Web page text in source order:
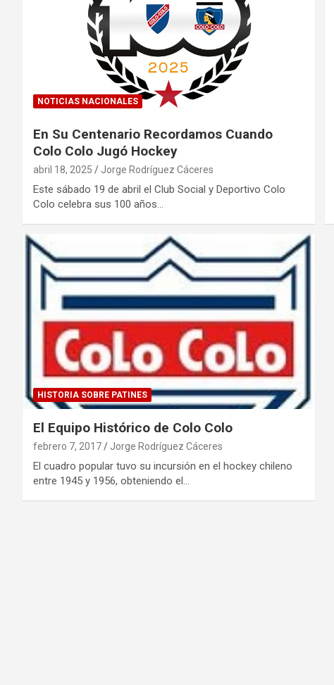
NOTICIAS NACIONALES
En Su Centenario Recordamos Cuando
Colo Colo Jugó Hockey
abril 18, 2025 Jorge Rodríguez Cáceres
Este sábado 19 de abril el Club Social y Deportivo Colo
Colo celebra sus 100 años…
HISTORIA SOBRE PATINES
El Equipo Histórico de Colo Colo
febrero 7, 2017 Jorge Rodríguez Cáceres
El cuadro popular tuvo su incursión en el hockey chileno
entre 1945 y 1956, obteniendo el…